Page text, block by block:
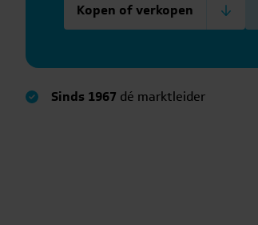
Kopen of verkopen
Sinds 1967 dé marktleider